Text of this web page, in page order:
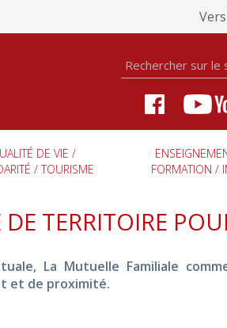
DE VIE /
/ TOURISME
FORMATION /
TERRITOIRE
La Mutuelle Familiale
et de proximité.